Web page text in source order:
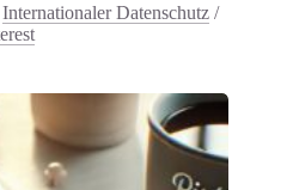
Internationaler Datenschutz /